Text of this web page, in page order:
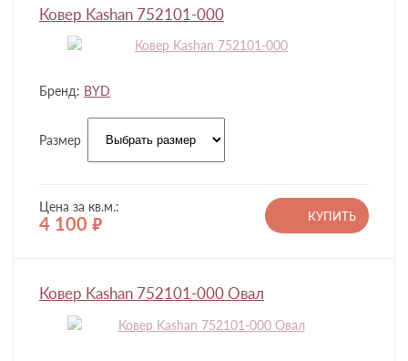
Ковер Kashan 752101-000
Бренд: BYD
Размер
Цена за кв.м.:
4 100 руб.
КУПИТЬ
Ковер Kashan 752101-000 Овал